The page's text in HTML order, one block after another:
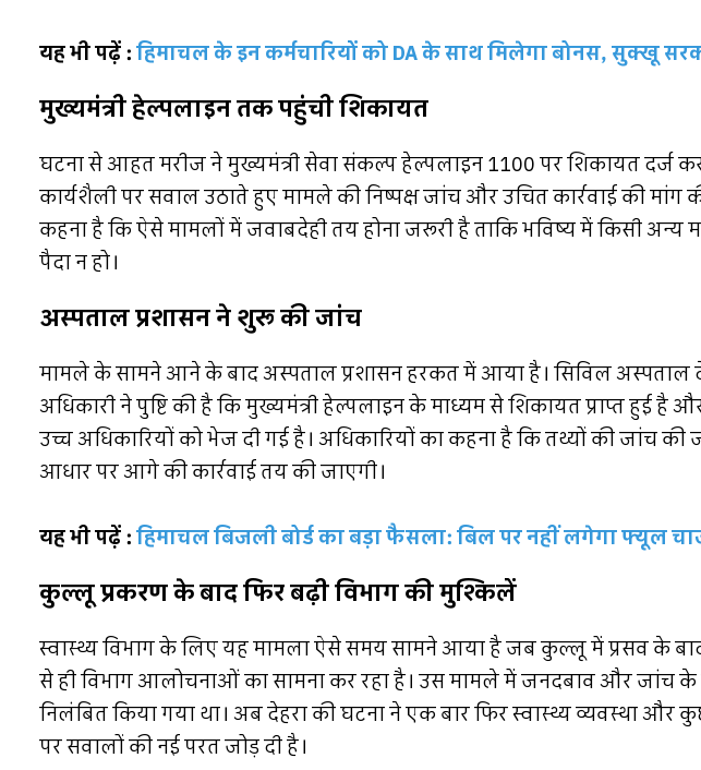
यह भी पढ़ें :हिमाचल के इन कर्मचारियों को DA के साथ मिलेगा बोनस, सुक्खू
मुख्यमंत्री हेल्पलाइन तक पहुंची शिकायत
घटना से आहत मरीज ने मुख्यमंत्री सेवा संकल्प हेल्पलाइन 1100 पर शिकायत दर्ज
कार्यशैली पर सवाल उठाते हुए मामले की निष्पक्ष जांच और उचित कार्रवाई की मांग
कहना है कि ऐसे मामलों में जवाबदेही तय होना जरूरी है ताकि भविष्य में किसी अन्य
पैदा न हो।
अस्पताल प्रशासन ने शुरू की जांच
मामले के सामने आने के बाद अस्पताल प्रशासन हरकत में आया है। सिविल अस्पताल
अधिकारी ने पुष्टि की है कि मुख्यमंत्री हेल्पलाइन के माध्यम से शिकायत प्राप्त हुई है
उच्च अधिकारियों को भेज दी गई है। अधिकारियों का कहना है कि तथ्यों की जांच की
आधार पर आगे की कार्रवाई तय की जाएगी।
यह भी पढ़ें :हिमाचल बिजली बोर्ड का बड़ा फैसला: बिल पर नहीं लगेगा फ्यूल
कुल्लू प्रकरण के बाद फिर बढ़ी विभाग की मुश्किलें
स्वास्थ्य विभाग के लिए यह मामला ऐसे समय सामने आया है जब कुल्लू में प्रसव के
से ही विभाग आलोचनाओं का सामना कर रहा है। उस मामले में जनदबाव और जांच के
निलंबित किया गया था। अब देहरा की घटना ने एक बार फिर स्वास्थ्य व्यवस्था और
पर सवालों की नई परत जोड़ दी है।